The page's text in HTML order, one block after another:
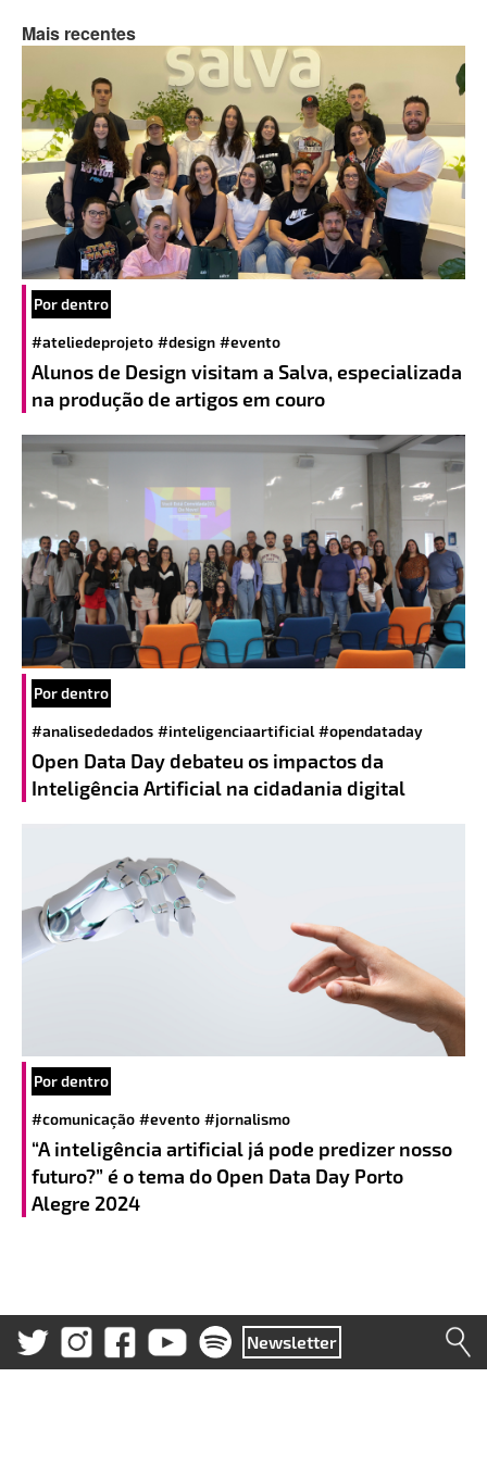
Mais recentes
Por dentro
#ateliedeprojeto #design #evento
Alunos de Design visitam a Salva, especializada
na produção de artigos em couro
Por dentro
#analisededados #inteligenciaartificial #opendataday
Open Data Day debateu os impactos da
Inteligência Artificial na cidadania digital
Por dentro
#comunicação #evento #jornalismo
“A inteligência artificial já pode predizer nosso
futuro?” é o tema do Open Data Day Porto
Alegre 2024
Newsletter